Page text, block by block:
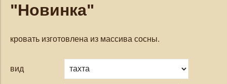
"Новинка"
кровать изготовлена из массива сосны.
вид